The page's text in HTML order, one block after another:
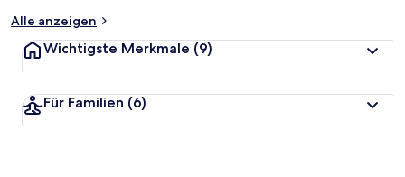
Alle anzeigen
Wichtigste Merkmale (9)
Für Familien (6)